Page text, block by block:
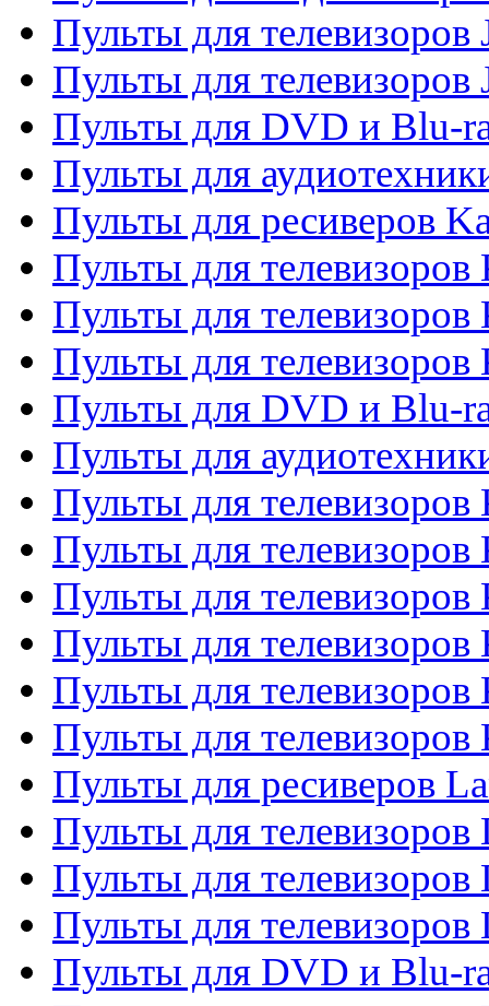
Пульты для телевизоров
Пульты для телевизоров
Пульты для DVD и Blu-
Пульты для
Пульты для ресиверов
Пульты для телевизоров
Пульты для телевизоров
Пульты для телевизоров
Пульты для DVD и Blu-
Пульты для
Пульты для
Пульты для телевизоров
Пульты для телевизоров
Пульты для телевизоров
Пульты для
Пульты для
Пульты для ресиверов
Пульты для телевизоров
Пульты для телевизоров
Пульты для телевизоров
Пульты для DVD и Blu-